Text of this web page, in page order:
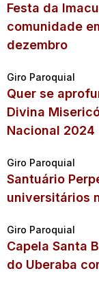
Festa da
comunidade
dezembro
Giro Paroquial
Quer se
Divina
Nacional 2024
Giro Paroquial
Santuário
universitários
Giro Paroquial
Capela Santa
do Uberaba